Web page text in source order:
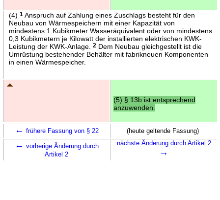
(4) 1Anspruch auf Zahlung eines Zuschlags besteht für den
Neubau von Wärmespeichern mit einer Kapazität von
mindestens 1 Kubikmeter Wasseräquivalent oder von mindestens
0,3 Kubikmetern je Kilowatt der installierten elektrischen KWK-
Leistung der KWK-Anlage.
2Dem Neubau gleichgestellt ist die
Umrüstung bestehender Behälter mit fabrikneuen Komponenten
in einen Wärmespeicher.
(5) § 13b ist entsprechend
anzuwenden.
← frühere Fassung von § 22 (heute geltende Fassung)
← vorherige Änderung durch
Artikel 2
nächste Änderung durch Artikel 2
→